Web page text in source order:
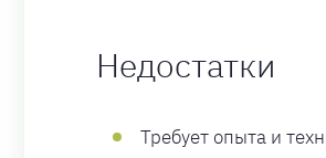
Недостатки
Требует опыта и